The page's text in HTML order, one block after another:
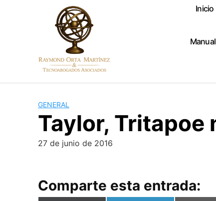
Inicio
GENERAL
Taylor, Tritapoe
27 de junio de 2016
Comparte esta entrada: